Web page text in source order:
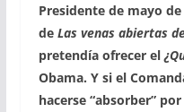
Presidente de mayo
de Las venas abiertas
pretendía ofrecer el
Obama. Y si el
hacerse “absorber”